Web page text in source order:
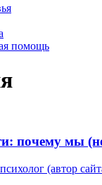
помощь
почему мы
(автор